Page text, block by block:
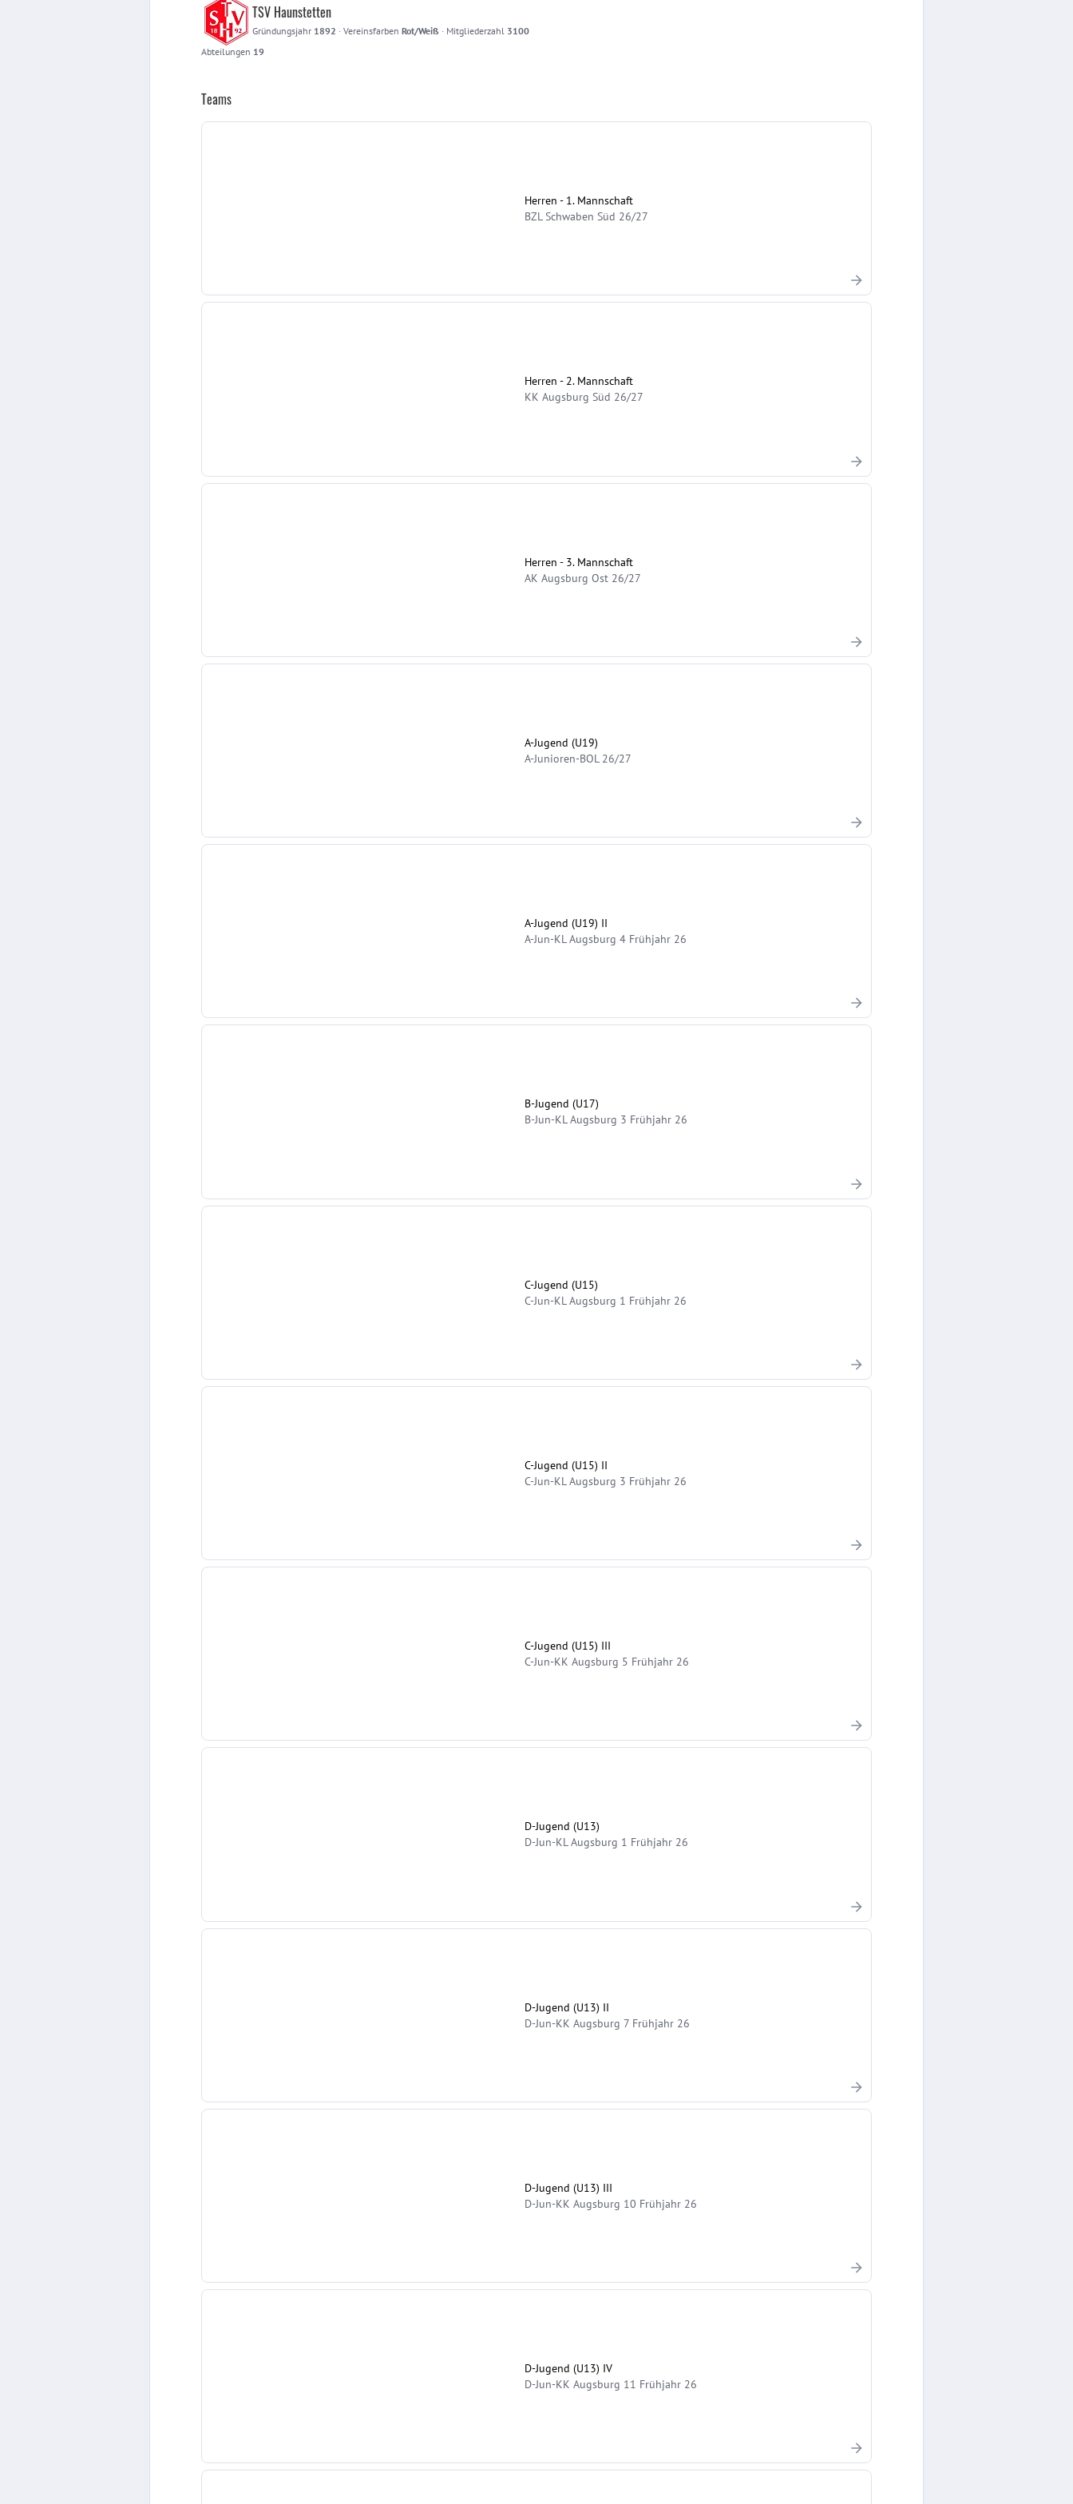
TSV Haunstetten
Gründungsjahr 1892 · Vereinsfarben Rot/Weiß · Mitgliederzahl 3100
Abteilungen 19
Teams
Herren - 1. Mannschaft
BZL Schwaben Süd 26/27
Herren - 2. Mannschaft
KK Augsburg Süd 26/27
Herren - 3. Mannschaft
AK Augsburg Ost 26/27
A-Jugend (U19)
A-Junioren-BOL 26/27
A-Jugend (U19) II
A-Jun-KL Augsburg 4 Frühjahr 26
B-Jugend (U17)
B-Jun-KL Augsburg 3 Frühjahr 26
C-Jugend (U15)
C-Jun-KL Augsburg 1 Frühjahr 26
C-Jugend (U15) II
C-Jun-KL Augsburg 3 Frühjahr 26
C-Jugend (U15) III
C-Jun-KK Augsburg 5 Frühjahr 26
D-Jugend (U13)
D-Jun-KL Augsburg 1 Frühjahr 26
D-Jugend (U13) II
D-Jun-KK Augsburg 7 Frühjahr 26
D-Jugend (U13) III
D-Jun-KK Augsburg 10 Frühjahr 26
D-Jugend (U13) IV
D-Jun-KK Augsburg 11 Frühjahr 26